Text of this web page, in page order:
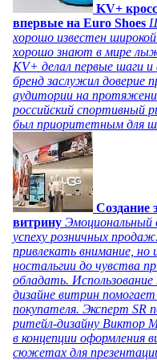
KV+
впервые на Euro Shoes
хорошо известен
хорошо знают в мире
KV+ делал первые шаги
бренд заслужил доверие
аудитории на
российский спортивный
был приоритетным для
Создание
витрину Эмоциональный
успеху розничных
привлекать внимание,
ностальгии до чувства
обладать. Использование
дизайне витрин
покупателя. Эксперт SR
ритейл-дизайну Виктор
в концепции оформления
сюжетах для